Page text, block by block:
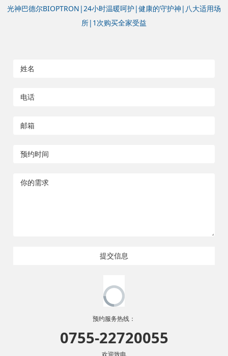
光神巴德尔BIOPTRON|24小时温暖呵护|健康的守护神|八大适用场
所|1次购买全家受益
提交信息
预约服务热线：
0755-22720055
欢迎致电